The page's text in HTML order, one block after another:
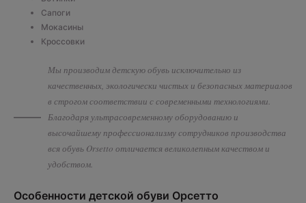
Сапоги
Мокасины
Кроссовки
Мы производим детскую обувь исключительно из
качественных, экологически чистых и безопасных материалов
в строгом соответствии с современными технологиями.
Благодаря ультрасовременному оборудованию и
высочайшему профессионализму сотрудников производства
вся обувь Orsetto отличается великолепным качеством и
удобством.
Особенности детской обуви Орсетто